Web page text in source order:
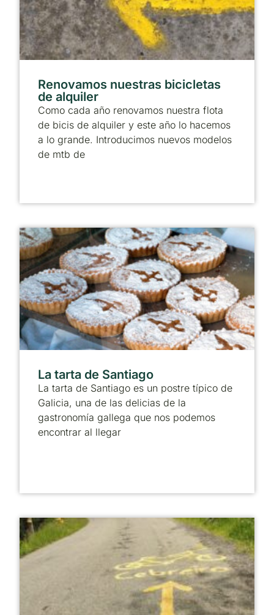
Renovamos nuestras bicicletas
de alquiler
Como cada año renovamos nuestra flota
de bicis de alquiler y este año lo hacemos
a lo grande. Introducimos nuevos modelos
de mtb de
La tarta de Santiago
La tarta de Santiago es un postre típico de
Galicia, una de las delicias de la
gastronomía gallega que nos podemos
encontrar al llegar